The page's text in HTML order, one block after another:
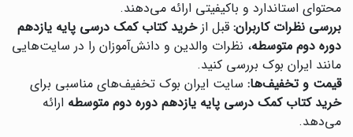
محتوای استاندارد و باکیفیتی ارائه می‌دهند.
بررسی نظرات کاربران: قبل ازخرید کتاب کمک درسی پایه یازدهم
دوره دوم متوسطه، نظرات والدین و دانش‌آموزان را در سایت‌هایی
مانند ایران بوک بررسی کنید.
قیمت و تخفیف‌ها: سایت ایران بوک تخفیف‌های مناسبی برای
خرید کتاب کمک درسی پایه یازدهم دوره دوم متوسطه ارائه
می‌دهد.